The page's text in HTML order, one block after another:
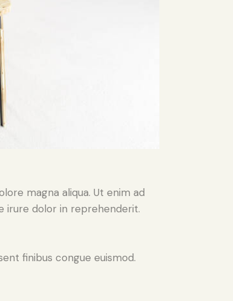
magna aliqua. Ut enim ad
irure dolor in reprehenderit.
finibus congue euismod.